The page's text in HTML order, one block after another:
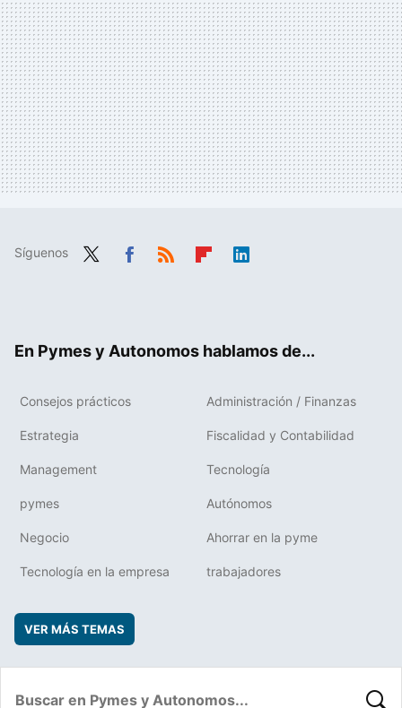
Síguenos
En Pymes y Autonomos hablamos de...
Consejos prácticos Administración / Finanzas
Estrategia Fiscalidad y Contabilidad
Management Tecnología
pymes Autónomos
Negocio Ahorrar en la pyme
Tecnología en la empresa trabajadores
VER MÁS TEMAS